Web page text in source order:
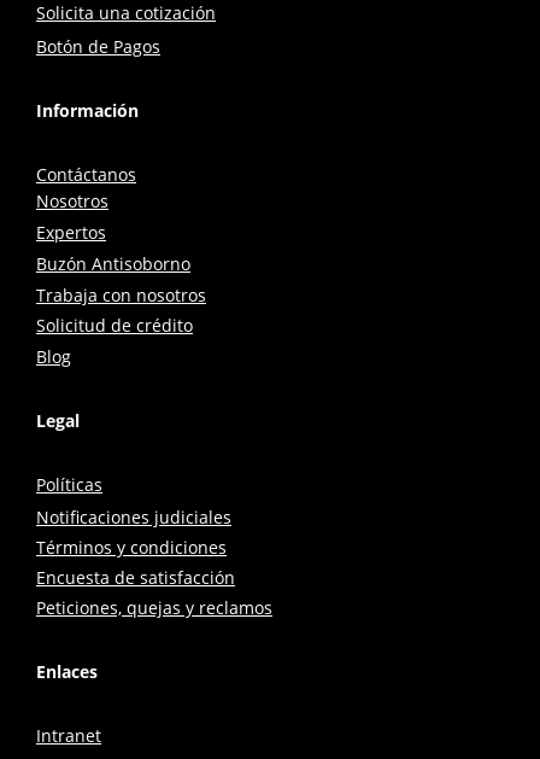
Solicita una cotización
Botón de Pagos
Información
Contáctanos
Nosotros
Expertos
Buzón Antisoborno
Trabaja con nosotros
Solicitud de crédito
Blog
Legal
Políticas
Notificaciones judiciales
Términos y condiciones
Encuesta de satisfacción
Peticiones, quejas y reclamos
Enlaces
Intranet